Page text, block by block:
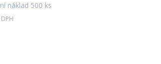
náklad 500 ks